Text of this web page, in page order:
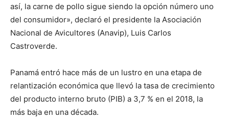
así, la carne de pollo sigue siendo la opción número uno
del consumidor», declaró el presidente la Asociación
Nacional de Avicultores (Anavip), Luis Carlos
Castroverde.
Panamá entró hace más de un lustro en una etapa de
relantización económica que llevó la tasa de crecimiento
del producto interno bruto (PIB) a 3,7 % en el 2018, la
más baja en una década.